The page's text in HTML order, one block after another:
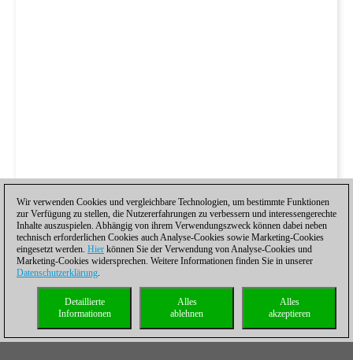
Wir verwenden Cookies und vergleichbare Technologien, um bestimmte Funktionen
zur Verfügung zu stellen, die Nutzererfahrungen zu verbessern und interessengerechte
Inhalte auszuspielen. Abhängig von ihrem Verwendungszweck können dabei neben
technisch erforderlichen Cookies auch Analyse-Cookies sowie Marketing-Cookies
eingesetzt werden. Hier können Sie der Verwendung von Analyse-Cookies und
Marketing-Cookies widersprechen. Weitere Informationen finden Sie in unserer
Datenschutzerklärung.
Alles
akzeptieren
Alles
ablehnen
Detaillierte
Informationen